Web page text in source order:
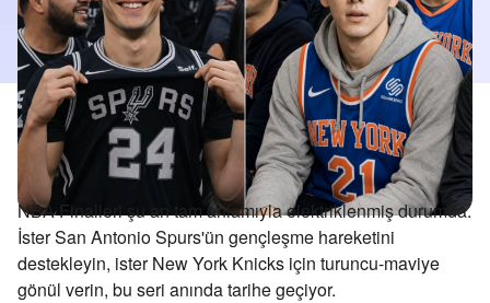
NBA Finalleri şu an tam anlamıyla elektriklenmiş durumda.
İster San Antonio Spurs'ün gençleşme hareketini
destekleyin, ister New York Knicks için turuncu-maviye
gönül verin, bu seri anında tarihe geçiyor.